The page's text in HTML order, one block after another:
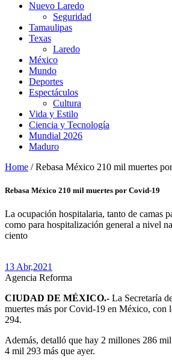
Nuevo Laredo
Seguridad
Tamaulipas
Texas
Laredo
México
Mundo
Deportes
Espectáculos
Cultura
Vida y Estilo
Ciencia y Tecnología
Mundial 2026
Maduro
Home / Rebasa México 210 mil muertes
Rebasa México 210 mil muertes por Covid-19
La ocupación hospitalaria, tanto de camas
como para hospitalización general a nivel
ciento
13 Abr,2021
Agencia Reforma
CIUDAD DE MÉXICO.- La Secretaría
muertes más por Covid-19 en México, con
294.
Además, detalló que hay 2 millones 286
4 mil 293 más que ayer.